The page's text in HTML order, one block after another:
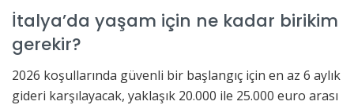
İtalya’da yaşam için ne kadar birikim
gerekir?
2026 koşullarında güvenli bir başlangıç için en az 6 aylık
gideri karşılayacak, yaklaşık 20.000 ile 25.000 euro arası